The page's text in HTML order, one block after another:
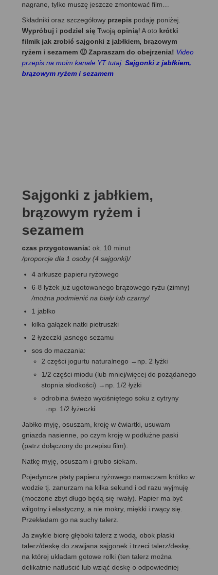
nagrane, tylko muszę jeszcze zmontować film…
Składniki oraz szczegółowy przepis podaję poniżej.
Wypróbuj i podziel się Twoją opinią! A oto krótki
filmik jak zrobić sajgonki z jabłkiem, brązowym
ryżem i sezamem 🙂 Zapraszam do obejrzenia! Video
przepis na moim kanale YT tutaj: Sajgonki z jabłkiem,
brązowym ryżem i sezamem
Sajgonki z jabłkiem,
brązowym ryżem i
sezamem
czas przygotowania: ok. 10 minut
/proporcje dla 1 osoby (4 sajgonki)/
4 arkusze papieru ryżowego
6-8 łyżek już ugotowanego brązowego ryżu (zimny)
/można podmienić na biały lub czarny/
1 jabłko
kilka gałązek natki pietruszki
2 łyżeczki jasnego sezamu
sos do maczania:
2 części jogurtu naturalnego →np. 2 łyżki
1/2 części miodu (lub mniej/więcej do pożądanego
stopnia słodkości) →np. 1/2 łyżki
odrobina świeżo wyciśniętego soku z cytryny
→np. 1/2 łyżeczki
Jabłko myję, osuszam, kroję w ćwiartki, usuwam
gniazda nasienne, po czym kroję w podłużne paski
(patrz dołączony do przepisu film).
Natkę myję, osuszam i grubo siekam.
Pojedyncze płaty papieru ryżowego namaczam krótko w
wodzie tj. zanurzam na kilka sekund i od razu wyjmuję
(moczone zbyt długo będą się rwały). Papier ma być
wilgotny i elastyczny, a nie mokry, miękki i rwący się.
Przekładam go na suchy talerz.
Ja zwykle biorę głęboki talerz z wodą, obok płaski
talerz/deskę do zawijana sajgonek i trzeci talerz/deskę,
na której układam gotowe rolki (ten talerz można
delikatnie natłuścić lub wziąć deskę o odpowiedniej